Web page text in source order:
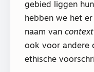
gebied liggen
hebben we het
naam van
ook voor andere
ethische